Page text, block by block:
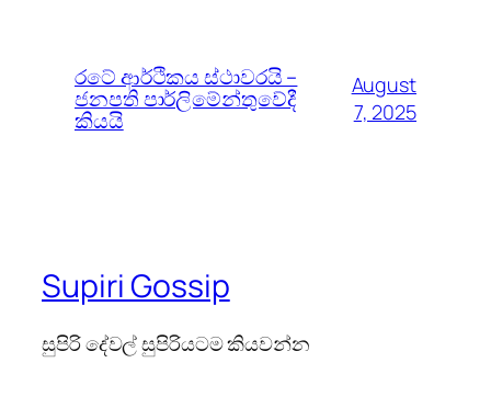
රටේ ආර්ථිකය ස්ථාවරයි –
ජනපති පාර්ලිමේන්තුවේදී
කියයි
August
7, 2025
Supiri Gossip
සුපිරි දේවල් සුපිරියටම කියවන්න